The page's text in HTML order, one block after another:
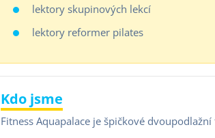
lektory skupinových lekcí
lektory reformer pilates
Kdo jsme
Fitness Aquapalace je špičkové